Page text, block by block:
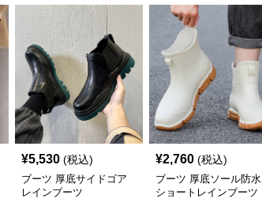
¥5,530 (税込)
ブーツ 厚底サイドゴア
レインブーツ
¥2,760 (税込)
ブーツ 厚底ソール防水
ショートレインブーツ